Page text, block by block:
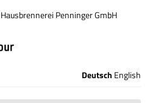
Penninger GmbH
Deutsch English